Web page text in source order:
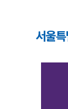
서울